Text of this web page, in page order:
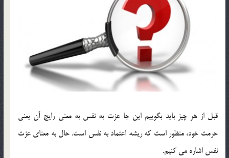
قبل از هر چیز باید بگوییم این جا عزت به نفس به معنی رایج آن یعنی
حرمت خود، منظور است که ریشه اعتماد به نفس است. حال به معنای عزت
نفس اشاره می کنیم.